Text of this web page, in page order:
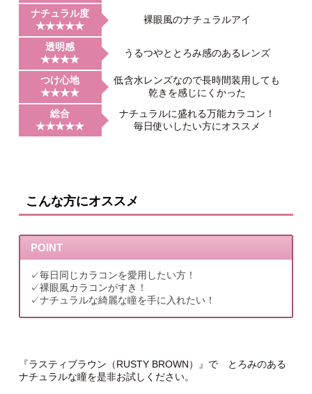
ナチュラル度
★★★★★
裸眼風のナチュラルアイ
透明感
★★★★
うるつやととろみ感のあるレンズ
つけ心地
★★★★
低含水レンズなので長時間装用しても
乾きを感じにくかった
総合
★★★★★
ナチュラルに盛れる万能カラコン！
毎日使いしたい方にオススメ
こんな方にオススメ
POINT
✓毎日同じカラコンを愛用したい方！
✓裸眼風カラコンがすき！
✓ナチュラルな綺麗な瞳を手に入れたい！
『ラスティブラウン（RUSTY BROWN）』で とろみのある
ナチュラルな瞳を是非お試しください。